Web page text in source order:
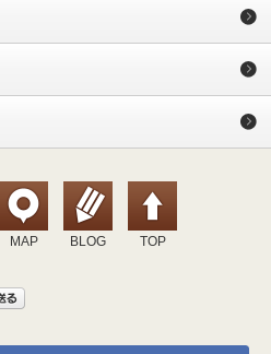
MAP BLOG TOP